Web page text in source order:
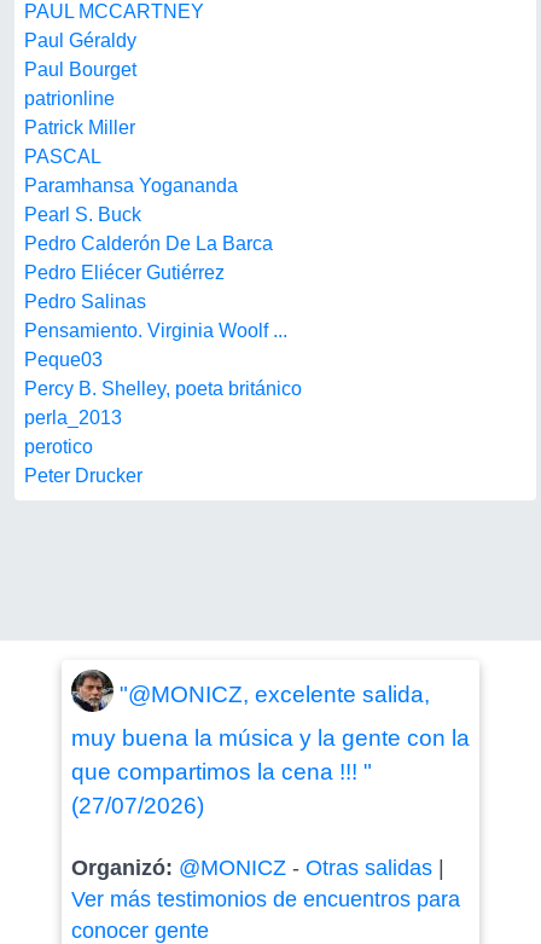
PAUL MCCARTNEY
Paul Géraldy
Paul Bourget
patrionline
Patrick Miller
PASCAL
Paramhansa Yogananda
Pearl S. Buck
Pedro Calderón De La Barca
Pedro Eliécer Gutiérrez
Pedro Salinas
Pensamiento. Virginia Woolf ...
Peque03
Percy B. Shelley, poeta británico
perla_2013
perotico
Peter Drucker
"@MONICZ, excelente salida,
muy buena la música y la gente con la
que compartimos la cena !!! "
(27/07/2026)
Organizó: @MONICZ- Otras salidas|
Ver más testimonios de encuentros para
conocer gente